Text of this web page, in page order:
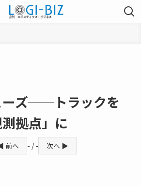
ーズ──トラックを
測拠点」に
前へ - / - 次へ ▶